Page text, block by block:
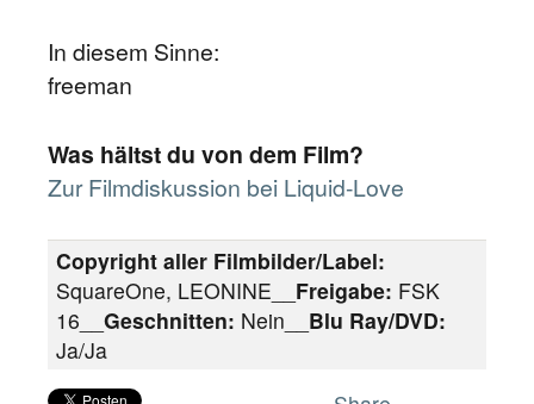
In diesem Sinne:
freeman
Was hältst du von dem Film?
Zur Filmdiskussion bei Liquid-Love
Copyright aller Filmbilder/Label:
SquareOne, LEONINE__ Freigabe: FSK
16__ Geschnitten: Nein__ Blu Ray/DVD:
Ja/Ja